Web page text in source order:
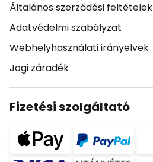
Általános szerződési feltételek
Adatvédelmi szabályzat
Webhelyhasználati irányelvek
Jogi záradék
Fizetési szolgáltató